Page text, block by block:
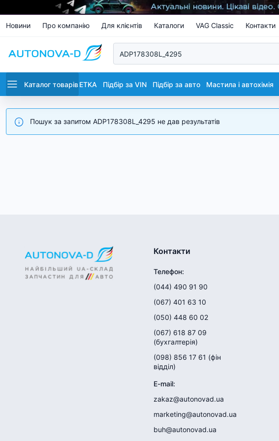
Новини Про компанію Для клієнтів Каталоги VAG Classic Контакти
Каталог товарівETKA Підбір за VIN Підбір за авто Мастила і автохімія
Пошук за запитом ADP178308L_4295 не дав результатів
Контакти
Телефон:
(044) 490 91 90
(067) 401 63 10
(050) 448 60 02
(067) 618 87 09
(бухгалтерія)
(098) 856 17 61 (фін
відділ)
E-mail:
zakaz@autonovad.ua
marketing@autonovad.ua
buh@autonovad.ua